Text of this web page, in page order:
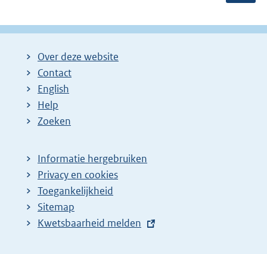
v
n
:
Over deze website
Contact
English
Help
Zoeken
Informatie hergebruiken
Privacy en cookies
Toegankelijkheid
Sitemap
E
Kwetsbaarheid melden